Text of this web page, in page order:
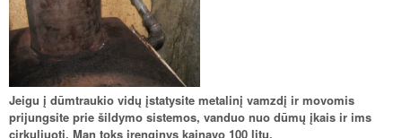
Jeigu į dūmtraukio vidų įstatysite metalinį vamzdį ir movomis
prijungsite prie šildymo sistemos, vanduo nuo dūmų įkais ir ims
cirkuliuoti. Man toks įrenginys kainavo 100 litų.